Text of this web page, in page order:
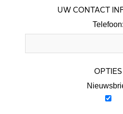
UW CONTACT
Telefoon:
OPTIES